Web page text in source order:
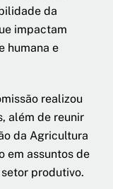
da
impactam
humana e
realizou
além de reunir
da Agricultura
em assuntos de
produtivo.